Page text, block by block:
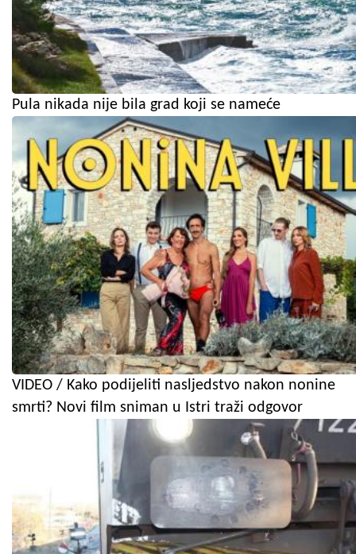
Pula nikada nije bila grad koji se nameće
VIDEO / Kako podijeliti nasljedstvo nakon nonine
smrti? Novi film sniman u Istri traži odgovor